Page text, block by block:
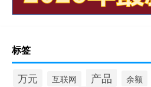
标签
万元 互联网 产品 余额